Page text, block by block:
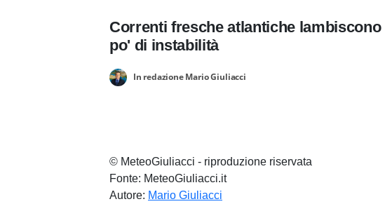
Correnti fresche atlantiche
po' di instabilità
In redazione Mario Giuliacci
© MeteoGiuliacci - riproduzione riservata
Fonte: MeteoGiuliacci.it
Autore: Mario Giuliacci